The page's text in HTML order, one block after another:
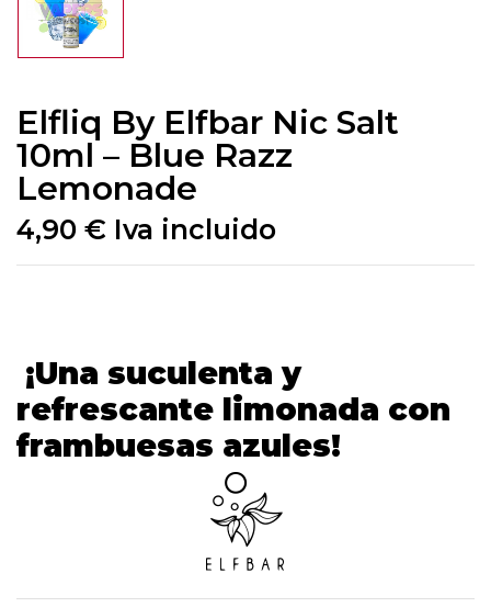
Elfliq By Elfbar Nic Salt
10ml – Blue Razz
Lemonade
4,90 € Iva incluido
¡Una suculenta y
refrescante limonada con
frambuesas azules!